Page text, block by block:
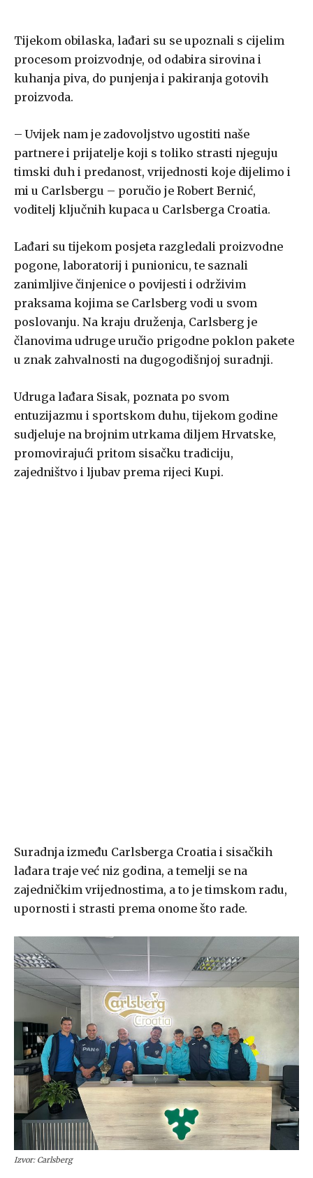
Tijekom obilaska, lađari su se upoznali s cijelim
procesom proizvodnje, od odabira sirovina i
kuhanja piva, do punjenja i pakiranja gotovih
proizvoda.
– Uvijek nam je zadovoljstvo ugostiti naše
partnere i prijatelje koji s toliko strasti njeguju
timski duh i predanost, vrijednosti koje dijelimo i
mi u Carlsbergu – poručio je Robert Bernić,
voditelj ključnih kupaca u Carlsberga Croatia.
Lađari su tijekom posjeta razgledali proizvodne
pogone, laboratorij i punionicu, te saznali
zanimljive činjenice o povijesti i održivim
praksama kojima se Carlsberg vodi u svom
poslovanju. Na kraju druženja, Carlsberg je
članovima udruge uručio prigodne poklon pakete
u znak zahvalnosti na dugogodišnjoj suradnji.
Udruga lađara Sisak, poznata po svom
entuzijazmu i sportskom duhu, tijekom godine
sudjeluje na brojnim utrkama diljem Hrvatske,
promovirajući pritom sisačku tradiciju,
zajedništvo i ljubav prema rijeci Kupi.
Suradnja između Carlsberga Croatia i sisačkih
lađara traje već niz godina, a temelji se na
zajedničkim vrijednostima, a to je timskom radu,
upornosti i strasti prema onome što rade.
Izvor: Carlsberg